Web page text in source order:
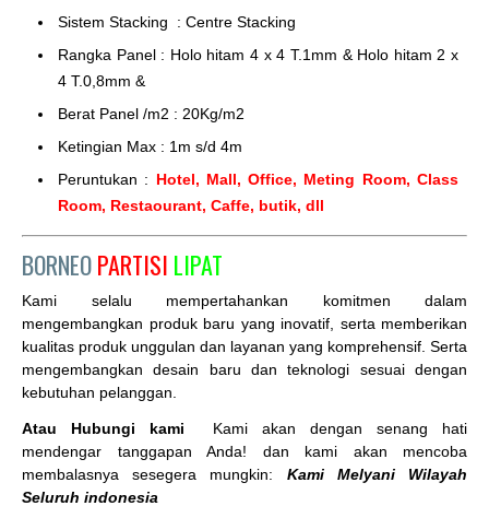
Sistem Stacking : Centre Stacking
Rangka Panel : Holo hitam 4 x 4 T.1mm & Holo hitam 2 x
4 T.0,8mm &
Berat Panel /m2 : 20Kg/m2
Ketingian Max : 1m s/d 4m
Peruntukan : Hotel, Mall, Office, Meting Room, Class
Room, Restaourant, Caffe, butik, dll
BORNEOPARTISI LIPAT
Kami selalu mempertahankan komitmen dalam
mengembangkan produk baru yang inovatif, serta memberikan
kualitas produk unggulan dan layanan yang komprehensif. Serta
mengembangkan desain baru dan teknologi sesuai dengan
kebutuhan pelanggan.
Atau Hubungi kami
Kami akan dengan senang hati
mendengar tanggapan Anda! dan kami akan mencoba
membalasnya sesegera mungkin: Kami Melyani Wilayah
Seluruh indonesia